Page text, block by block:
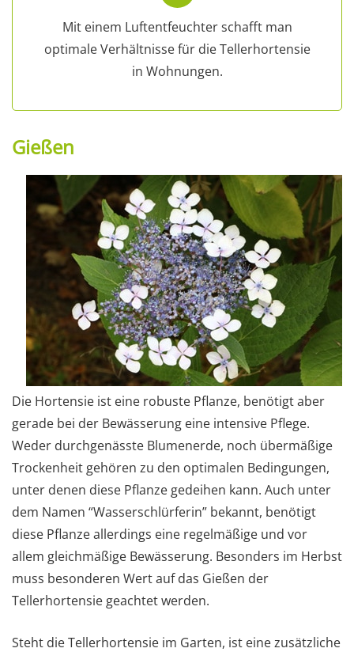
Mit einem Luftentfeuchter schafft man
optimale Verhältnisse für die Tellerhortensie
in Wohnungen.
Gießen
Die Hortensie ist eine robuste Pflanze, benötigt aber
gerade bei der Bewässerung eine intensive Pflege.
Weder durchgenässte Blumenerde, noch übermäßige
Trockenheit gehören zu den optimalen Bedingungen,
unter denen diese Pflanze gedeihen kann. Auch unter
dem Namen “Wasserschlürferin” bekannt, benötigt
diese Pflanze allerdings eine regelmäßige und vor
allem gleichmäßige Bewässerung. Besonders im Herbst
muss besonderen Wert auf das Gießen der
Tellerhortensie geachtet werden.
Steht die Tellerhortensie im Garten, ist eine zusätzliche